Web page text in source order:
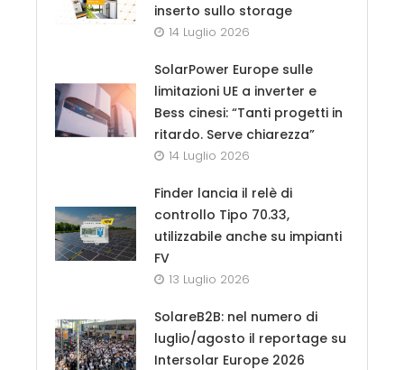
inserto sullo storage
14 Luglio 2026
SolarPower Europe sulle
limitazioni UE a inverter e
Bess cinesi: “Tanti progetti in
ritardo. Serve chiarezza”
14 Luglio 2026
Finder lancia il relè di
controllo Tipo 70.33,
utilizzabile anche su impianti
FV
13 Luglio 2026
SolareB2B: nel numero di
luglio/agosto il reportage su
Intersolar Europe 2026